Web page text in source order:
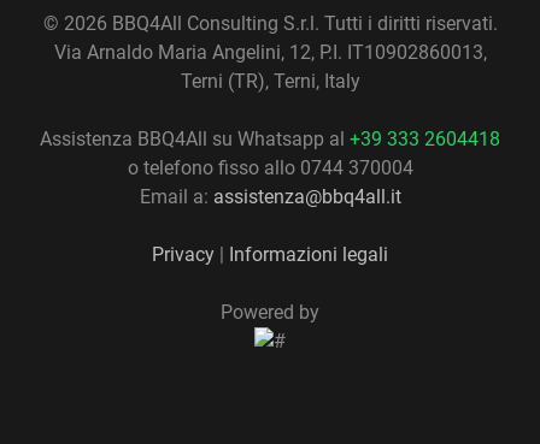
© 2026 BBQ4All Consulting S.r.l. Tutti i diritti riservati.
Via Arnaldo Maria Angelini, 12, P.I. IT10902860013,
Terni (TR), Terni, Italy
Assistenza BBQ4All su Whatsapp al +39 333 2604418
o telefono fisso allo 0744 370004
Email a: assistenza@bbq4all.it
Privacy | Informazioni legali
Powered by